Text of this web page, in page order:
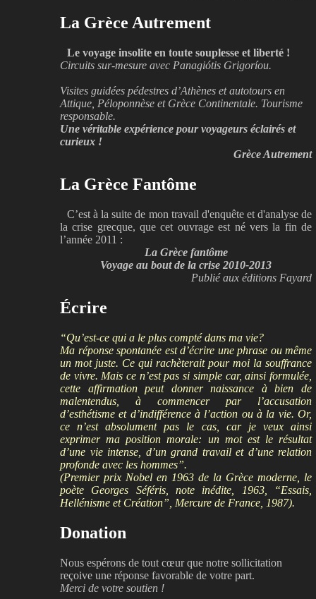
La Grèce Autrement
Le voyage insolite en toute souplesse et liberté !
Circuits sur-mesure avec Panagiótis Grigoríou.
Visites guidées pédestres d’Athènes et autotours en
Attique, Péloponnèse et Grèce Continentale. Tourisme
responsable.
Une véritable expérience pour voyageurs éclairés et
curieux !
Grèce Autrement
La Grèce Fantôme
C’est à la suite de mon travail d'enquête et d'analyse de
la crise grecque, que cet ouvrage est né vers la fin de
l’année 2011 :
La Grèce fantôme
Voyage au bout de la crise 2010-2013
Publié aux éditions Fayard
Écrire
“Qu’est-ce qui a le plus compté dans ma vie?
Ma réponse spontanée est d’écrire une phrase ou même
un mot juste. Ce qui rachèterait pour moi la souffrance
de vivre. Mais ce n’est pas si simple car, ainsi formulée,
cette affirmation peut donner naissance à bien de
malentendus, à commencer par l’accusation
d’esthétisme et d’indifférence à l’action ou à la vie. Or,
ce n’est absolument pas le cas, car je veux ainsi
exprimer ma position morale: un mot est le résultat
d’une vie intense, d’un grand travail et d’une relation
profonde avec les hommes”.
(Premier prix Nobel en 1963 de la Grèce moderne, le
poète Georges Séféris, note inédite, 1963, “Essais,
Hellénisme et Création”, Mercure de France, 1987).
Donation
Nous espérons de tout cœur que notre sollicitation
reçoive une réponse favorable de votre part.
Merci de votre soutien !